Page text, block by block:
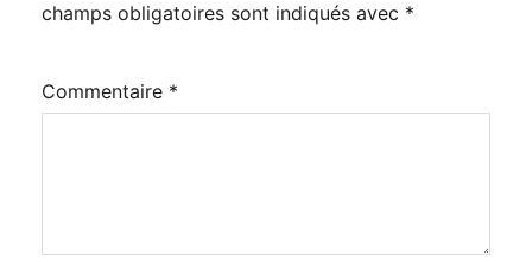
champs obligatoires sont indiqués avec *
Commentaire *